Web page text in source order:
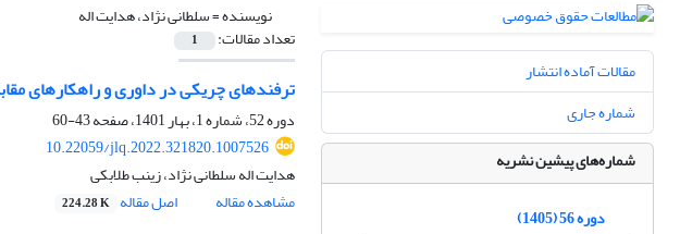
نویسنده =سلطانی نژاد، هدایت اله
تعداد مقالات: 1
ترفندهای چریکی‎ ‎در داوری و راهکارهای مقابله با آن
دوره 52، شماره 1، بهار 1401، صفحه
43-60
10.22059/jlq.2022.321820.1007526
هدایت اله سلطانی نژاد، زینب طلابکی
مشاهده مقاله
اصل مقاله 224.28 K
مقالات آماده انتشار
شماره جاری
شماره‌های پیشین نشریه
دوره 56 (1405)